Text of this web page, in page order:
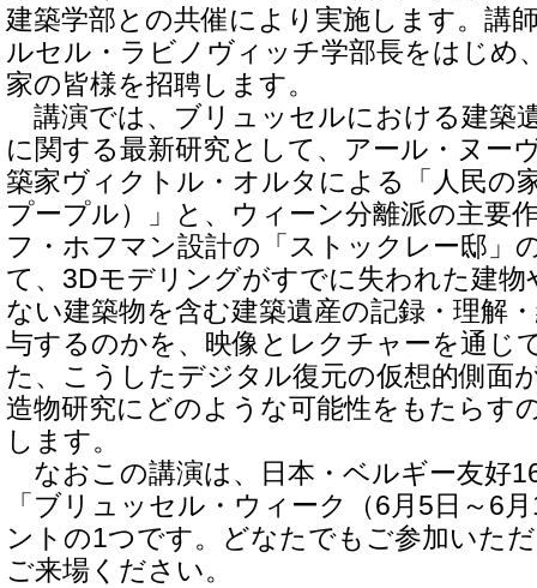
建築学部との共催により実施します。講
ルセル・ラビノヴィッチ学部長をはじめ
家の皆様を招聘します。
講演では、ブリュッセルにおける建築
に関する最新研究として、アール・ヌー
築家ヴィクトル・オルタによる「人民の
プープル）」と、ウィーン分離派の主要
フ・ホフマン設計の「ストックレー邸」
て、3Dモデリングがすでに失われた建物
ない建築物を含む建築遺産の記録・理解
与するのかを、映像とレクチャーを通じ
た、こうしたデジタル復元の仮想的側面
造物研究にどのような可能性をもたらす
します。
なおこの講演は、日本・ベルギー友好
「ブリュッセル・ウィーク（6月5日～6
ントの1つです。どなたでもご参加いた
ご来場ください。